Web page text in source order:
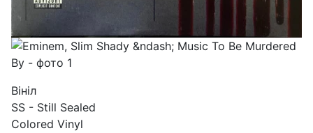
Вініл
SS - Still Sealed
Colored Vinyl